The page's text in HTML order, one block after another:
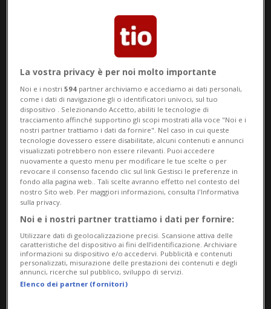
BRENNO BALESTRA
Il benessere e la salute
dell'uomo cominciano dalla
bocca
La vostra privacy è per noi molto importante
Noi e i nostri594 partner archiviamo e accediamo ai dati personali,
come i dati di navigazione gli o identificatori univoci, sul tuo
dispositivo . Selezionando Accetto, abiliti le tecnologie di
tracciamento affinché supportino gli scopi mostrati alla voce "Noi e i
nostri partner trattiamo i dati da fornire". Nel caso in cui queste
tecnologie dovessero essere disabilitate, alcuni contenuti e annunci
visualizzati potrebbero non essere rilevanti. Puoi accedere
nuovamente a questo menu per modificare le tue scelte o per
revocare il consenso facendo clic sul link Gestisci le preferenze in
fondo alla pagina web.. Tali scelte avranno effetto nel contesto del
nostro Sito web. Per maggiori informazioni, consulta l'Informativa
sulla privacy.
Noi e i nostri partner trattiamo i dati per fornire:
Utilizzare dati di geolocalizzazione precisi. Scansione attiva delle
caratteristiche del dispositivo ai fini dell’identificazione. Archiviare
informazioni su dispositivo e/o accedervi. Pubblicità e contenuti
personalizzati, misurazione delle prestazioni dei contenuti e degli
annunci, ricerche sul pubblico, sviluppo di servizi.
Elenco dei partner (fornitori)